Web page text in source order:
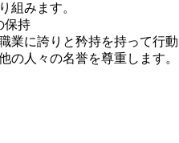
組みます。
保持
業に誇りと矜持を持って行動
の人々の名誉を尊重します。